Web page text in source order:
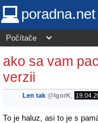
poradna.net
ako sa vam
verzii
Len tak @IgorK
To je haluz, asi to je s